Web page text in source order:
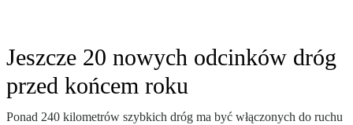
Jeszcze 20 nowych odcinków dróg
przed końcem roku
Ponad 240 kilometrów szybkich dróg ma być włączonych do ruchu